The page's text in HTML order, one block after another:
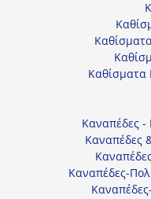
Καθίσματα
Καναπέδες -
Καναπέδες
Καναπέδες-